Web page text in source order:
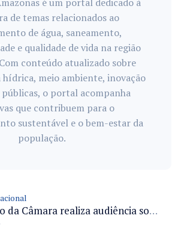
de temas relacionados ao
de água, saneamento,
e qualidade de vida na região
conteúdo atualizado sobre
meio ambiente, inovação
o portal acompanha
que contribuem para o
sustentável e o bem-estar da
população.
Comissão da Câmara realiza audiência sobre apostas online para medir o tamanho do mercado ilegal